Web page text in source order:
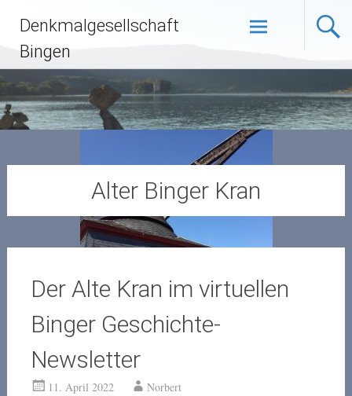
Inhalt
springen
Denkmalgesellschaft
Bingen
Alter Binger Kran
Der Alte Kran im virtuellen
Binger Geschichte-
Newsletter
11. April 2022 Norbert